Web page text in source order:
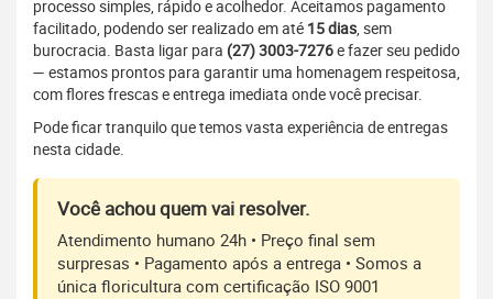
processo simples, rápido e acolhedor. Aceitamos pagamento
facilitado, podendo ser realizado em até 15 dias, sem
burocracia. Basta ligar para (27) 3003-7276e fazer seu pedido
— estamos prontos para garantir uma homenagem respeitosa,
com flores frescas e entrega imediata onde você precisar.
Pode ficar tranquilo que temos vasta experiência de entregas
nesta cidade.
Você achou quem vai resolver.
Atendimento humano 24h • Preço final sem
surpresas • Pagamento após a entrega • Somos a
única floricultura com certificação ISO 9001